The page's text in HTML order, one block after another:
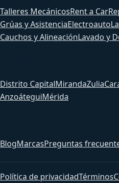
Talleres MecánicosRent a Car
Grúas y AsistenciaElectroauto
Cauchos y AlineaciónLavado y
Distrito CapitalMirandaZulia
AnzoáteguiMérida
BlogMarcasPreguntas
Política de privacidadTérminos